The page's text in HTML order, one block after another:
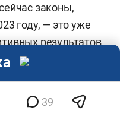
законы,
году, — это уже
результатов
положительно
здесь строительные
39